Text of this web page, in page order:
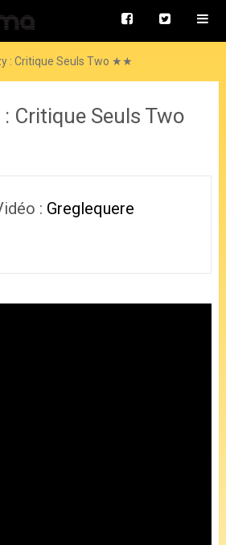
: Critique Seuls Two ★★
Critique Seuls Two
: Greglequere